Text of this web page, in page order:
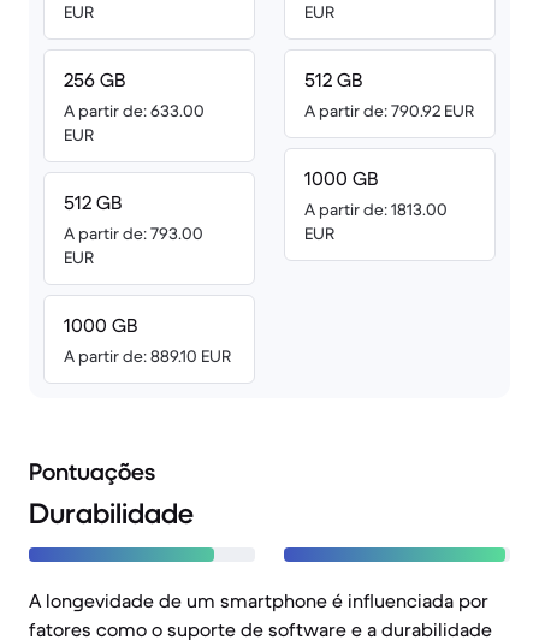
EUR
256 GB
A partir de: 633.00
EUR
512 GB
A partir de: 793.00
EUR
1000 GB
A partir de: 889.10 EUR
EUR
512 GB
A partir de: 790.92 EUR
1000 GB
A partir de: 1813.00
EUR
Pontuações
Durabilidade
A longevidade de um smartphone é influenciada por
fatores como o suporte de software e a durabilidade